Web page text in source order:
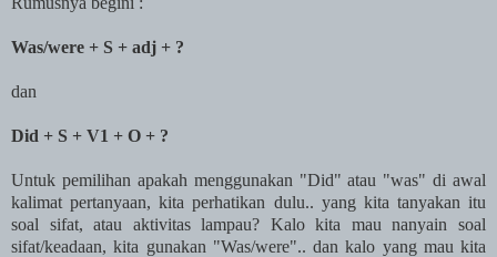
Was/were + S + adj + ?
dan
Did + S + V1 + O + ?
Untuk pemilihan apakah menggunakan "Did" atau "was" di awal
kalimat pertanyaan, kita perhatikan dulu.. yang kita tanyakan itu
soal sifat, atau aktivitas lampau? Kalo kita mau nanyain soal
sifat/keadaan, kita gunakan "Was/were".. dan kalo yang mau kita